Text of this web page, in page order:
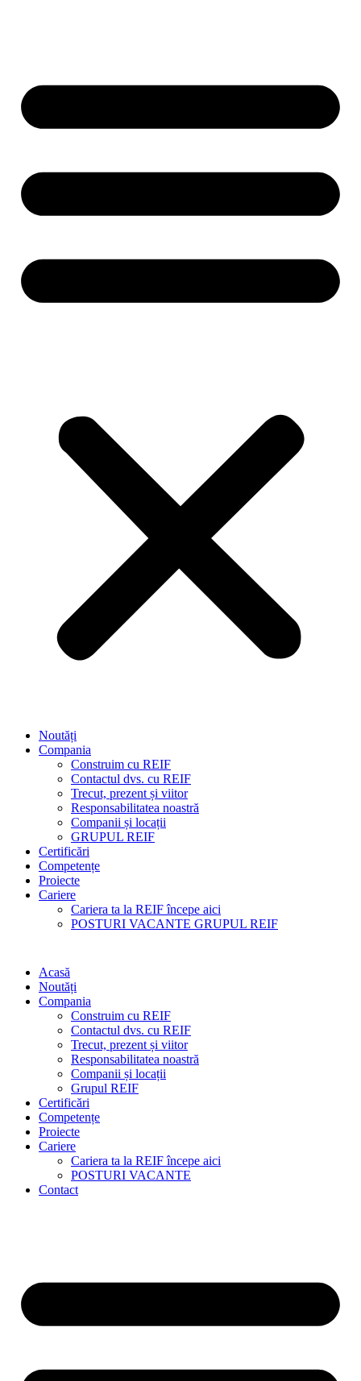
Noutăți
Compania
Construim cu REIF
Contactul dvs. cu REIF
Trecut, prezent și viitor
Responsabilitatea noastră
Companii și locații
GRUPUL REIF
Certificări
Competențe
Proiecte
Cariere
Cariera ta la REIF începe aici
POSTURI VACANTE GRUPUL REIF
Acasă
Noutăți
Compania
Construim cu REIF
Contactul dvs. cu REIF
Trecut, prezent și viitor
Responsabilitatea noastră
Companii și locații
Grupul REIF
Certificări
Competențe
Proiecte
Cariere
Cariera ta la REIF începe aici
POSTURI VACANTE
Contact